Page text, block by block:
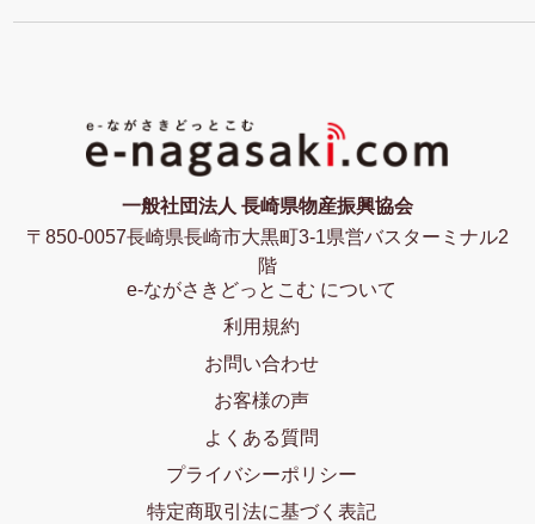
一般社団法人 長崎県物産振興協会
〒850-0057長崎県長崎市大黒町3-1県営バスターミナル2
階
e-ながさきどっとこむ について
利用規約
お問い合わせ
お客様の声
よくある質問
プライバシーポリシー
特定商取引法に基づく表記